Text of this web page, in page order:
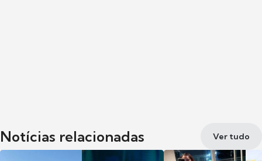
Notícias relacionadas Ver tudo